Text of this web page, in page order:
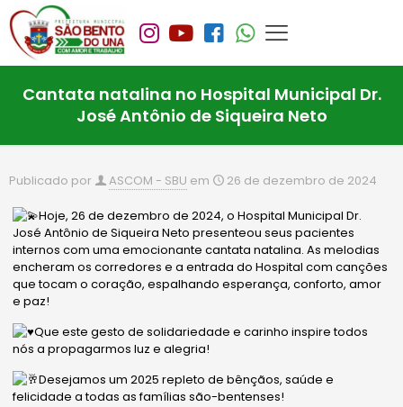
Cantata natalina no Hospital Municipal Dr.
José Antônio de Siqueira Neto
Publicado por ASCOM - SBU em 26 de dezembro de 2024
Hoje, 26 de dezembro de 2024, o Hospital Municipal Dr.
José Antônio de Siqueira Neto presenteou seus pacientes
internos com uma emocionante cantata natalina. As melodias
encheram os corredores e a entrada do Hospital com canções
que tocam o coração, espalhando esperança, conforto, amor
e paz!
Que este gesto de solidariedade e carinho inspire todos
nós a propagarmos luz e alegria!
Desejamos um 2025 repleto de bênçãos, saúde e
felicidade a todas as famílias são-bentenses!